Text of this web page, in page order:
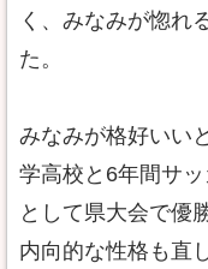
く、みなみが惚れ
た。
みなみが格好いい
学高校と6年間サ
として県大会で優
内向的な性格も直